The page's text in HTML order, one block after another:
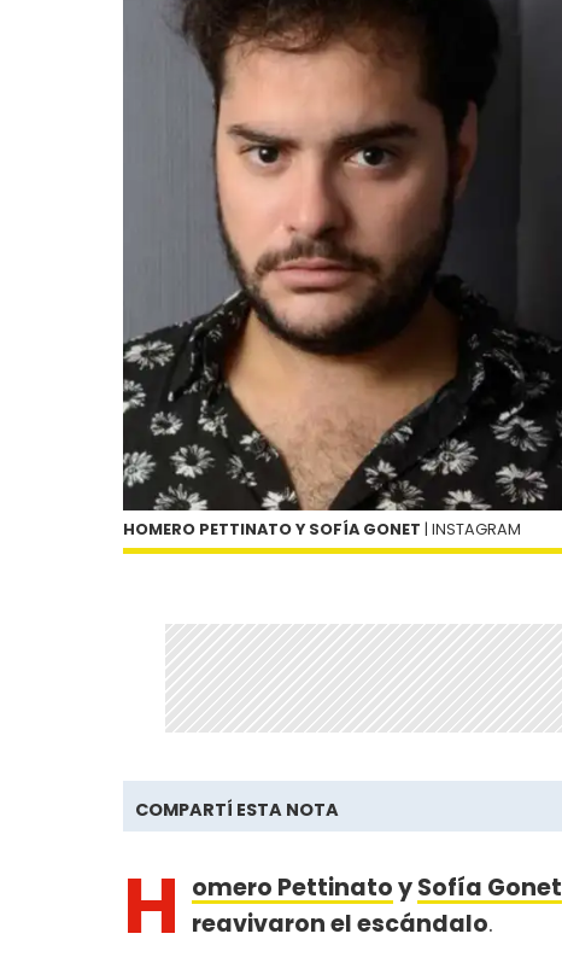
HOMERO PETTINATO Y SOFÍA GONET | INSTAGRAM
COMPARTÍ ESTA NOTA
H omero PettinatoySofía Gonet
reavivaron el escándalo.